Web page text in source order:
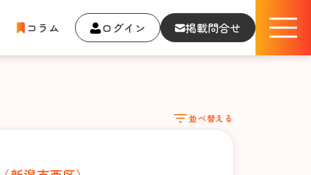
コラム ログイン 掲載問合せ
並べ替える